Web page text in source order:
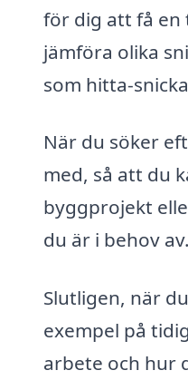
för dig att få en
jämföra olika
som hitta-
När du söker
med, så att du
byggprojekt
du är i behov av.
Slutligen, när
exempel på
arbete och hur